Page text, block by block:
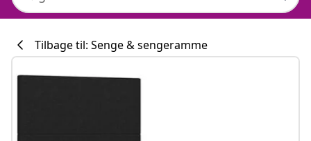
Tilbage til: Senge & sengeramme